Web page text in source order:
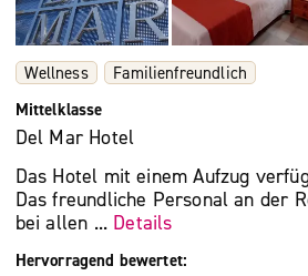
Wellness
Familienfreundlich
Mittelklasse
Del Mar Hotel
Das Hotel mit einem Aufzug
Das freundliche Personal an der
bei allen ... Details
Hervorragend bewertet: